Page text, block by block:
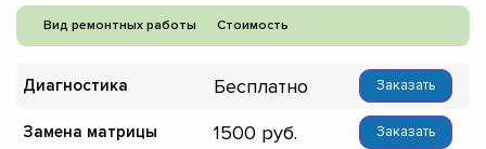
Вид ремонтных работы Стоимость
Диагностика Бесплатно Заказать
Замена матрицы 1500 Заказать